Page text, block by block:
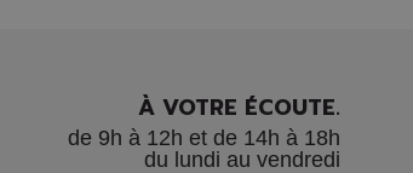
À VOTRE ÉCOUTE.
de 9h à 12h et de 14h à 18h
du lundi au vendredi